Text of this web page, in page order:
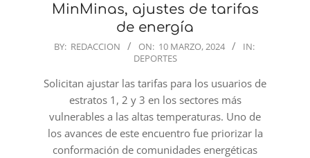
MinMinas, ajustes de tarifas
de energía
2024-
10
BY: REDACCION ON: 10 MARZO, 2024
IN:
DEPORTES
Solicitan ajustar las tarifas para los usuarios de
estratos 1, 2 y 3 en los sectores más
vulnerables a las altas temperaturas. Uno de
los avances de este encuentro fue priorizar la
conformación de comunidades energéticas